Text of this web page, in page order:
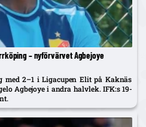
– nyförvärvet Agbejoye
med 2–1 i Ligacupen Elit på Kaknäs
Agbejoye i andra halvlek. IFK:s 19-